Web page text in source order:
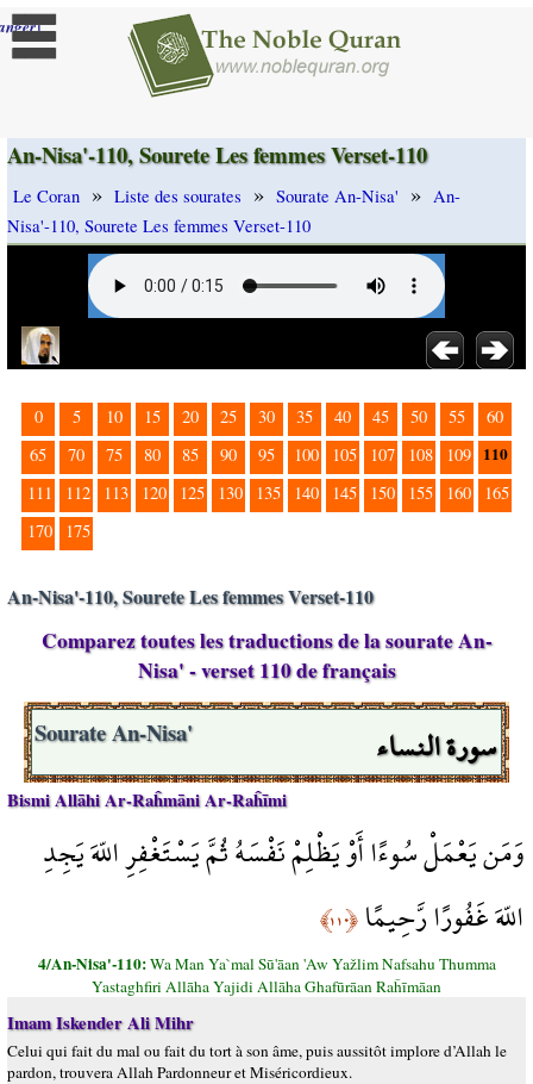
]
An-Nisa'-110, Sourete Les femmes Verset-110
Le Coran » Liste des sourates » Sourate An-Nisa' » An-
Nisa'-110, Sourete Les femmes Verset-110
0 5 10 15 20 25 30 35 40 45 50 55
60
65
70 75 80 85 90 95 100 105 107 108 109 110
111 112 113 120 125 130 135 140 145 150 155 160
165
170
175
An-Nisa'-110, Sourete Les femmes Verset-110
Comparez toutes les traductions de la sourate An-
Nisa' - verset 110 de français
سورة النساء Sourate An-Nisa'
Bismi Allāhi Ar-Raĥmāni Ar-Raĥīmi
وَمَن يَعْمَلْ سُوءًا أَوْ يَظْلِمْ نَفْسَهُ ثُمَّ يَسْتَغْفِرِ اللّهَ يَجِدِ
اللّهَ غَفُورًا رَّحِيمًا﴿١١٠﴾
4/An-Nisa'-110:Wa Man Ya`mal Sū'āan 'Aw Yažlim Nafsahu Thumma
Yastaghfiri Allāha Yajidi Allāha Ghafūrāan Raĥīmāan
Imam Iskender Ali Mihr
Celui qui fait du mal ou fait du tort à son âme, puis aussitôt implore d’Allah le
pardon, trouvera Allah Pardonneur et Miséricordieux.